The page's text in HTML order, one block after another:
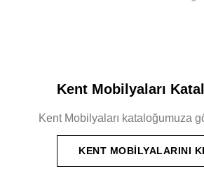
Kent Mobilyaları
Kent Mobilyaları kataloğumuza
KENT MOBILYALARINI